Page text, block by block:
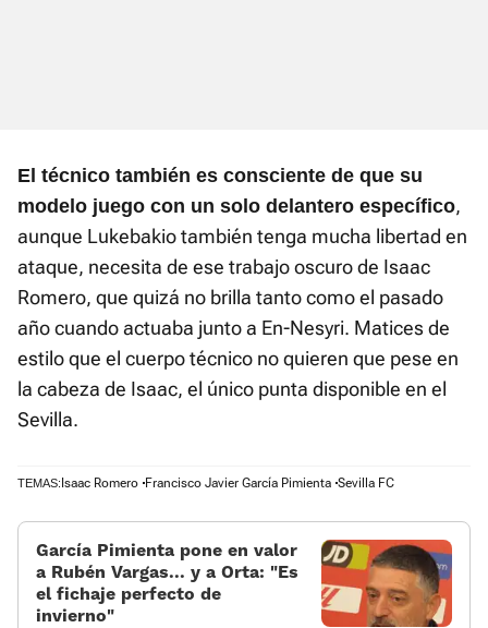
El técnico también es consciente de que su
modelo juego con un solo delantero específico,
aunque Lukebakio también tenga mucha libertad en
ataque, necesita de ese trabajo oscuro de Isaac
Romero, que quizá no brilla tanto como el pasado
año cuando actuaba junto a En-Nesyri. Matices de
estilo que el cuerpo técnico no quieren que pese en
la cabeza de Isaac, el único punta disponible en el
Sevilla.
TEMAS: Isaac Romero Francisco Javier García Pimienta Sevilla FC
García Pimienta pone en valor
a Rubén Vargas... y a Orta: «Es
el fichaje perfecto de
invierno»